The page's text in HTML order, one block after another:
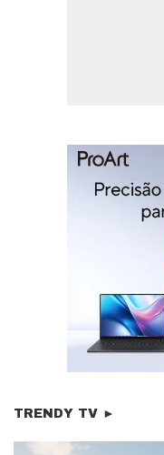
TRENDY TV ►